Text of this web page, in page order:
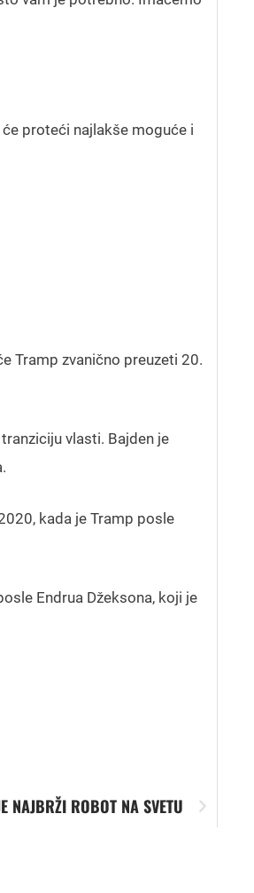
proteći najlakše moguće i
Tramp zvanično preuzeti 20.
vlasti. Bajden je
kada je Tramp posle
Endrua Džeksona, koji je
NAJBRŽI ROBOT NA SVETU